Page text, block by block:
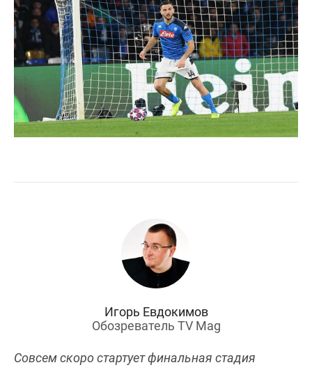
Игорь Евдокимов
Обозреватель TV Mag
Совсем скоро стартует финальная стадия